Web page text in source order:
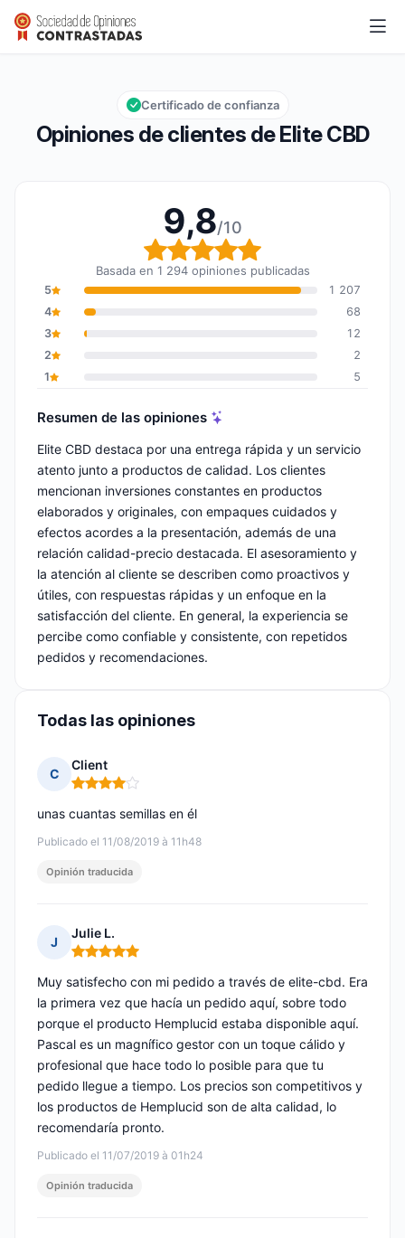
Elite CBD
Calificación global: 9,8 de 10
9,8/10
Opiniones de clientes de Elite CBD
Certificado de confianza
9,8/10
Calificación global: 9,8
Basada en 1 294 opiniones publicadas
5
1 207
4
68
3
12
2
2
1
5
Resumen de las opiniones
Elite CBD destaca por una entrega rápida y un servicio
atento junto a productos de calidad. Los clientes
mencionan inversiones constantes en productos
elaborados y originales, con empaques cuidados y
efectos acordes a la presentación, además de una
relación calidad-precio destacada. El asesoramiento y
la atención al cliente se describen como proactivos y
útiles, con respuestas rápidas y un enfoque en la
satisfacción del cliente. En general, la experiencia se
percibe como confiable y consistente, con repetidos
pedidos y recomendaciones.
Todas las opiniones
C
Client
Nota: 4 de 5
Publicado el 11/08/2019 à 11h48
unas cuantas semillas en él
Opinión traducida
J
Julie L.
Nota: 5 de 5
Publicado el 11/07/2019 à 01h24
Muy satisfecho con mi pedido a través de elite-cbd. Era
la primera vez que hacía un pedido aquí, sobre todo
porque el producto Hemplucid estaba disponible aquí.
Pascal es un magnífico gestor con un toque cálido y
profesional que hace todo lo posible para que tu
pedido llegue a tiempo. Los precios son competitivos y
los productos de Hemplucid son de alta calidad, lo
recomendaría pronto.
Opinión traducida